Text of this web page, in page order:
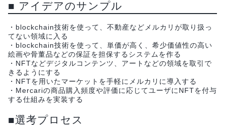
■ アイデアのサンプル
・blockchain技術を使って、不動産などメルカリが取り扱っ
てない領域に入る
・blockchain技術を使って、単価が高く、希少価値性の高い
絵画や骨董品などの保証を担保するシステムを作る
・NFTなどデジタルコンテンツ、アートなどの領域を取引で
きるようにする
・NFTを用いたマーケットを手軽にメルカリに導入する
・Mercariの商品購入頻度や評価に応じてユーザにNFTを付与
する仕組みを実装する
■選考プロセス